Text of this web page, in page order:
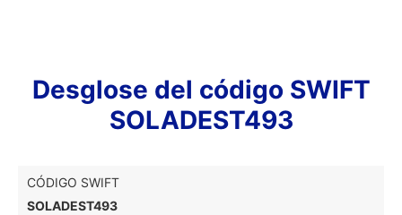
Desglose del código SWIFT
SOLADEST493
CÓDIGO SWIFT
SOLADEST493